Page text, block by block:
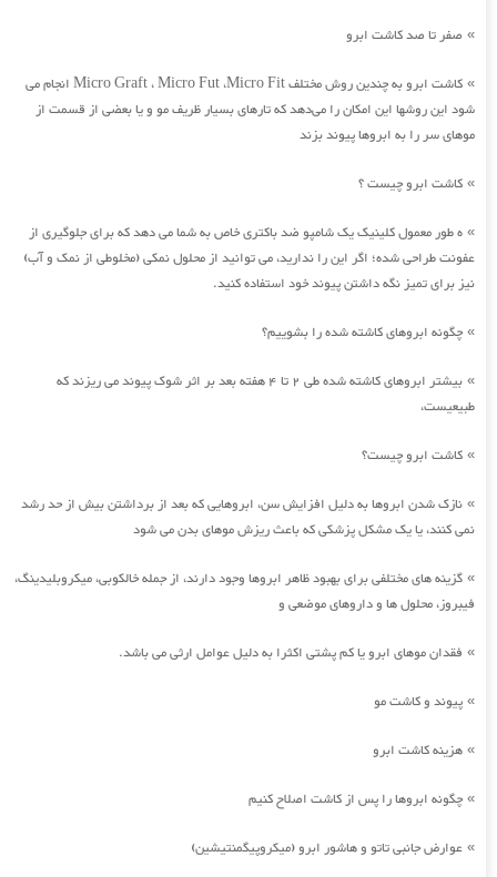
» صفر تا صد کاشت ابرو
»
کاشت ابرو به چندین روش مختلف Micro Graft ، Micro Fut ،Micro Fit انجام می
شود این روشها این امکان را می‌دهد که تارهای بسیار ظریف مو و یا بعضی از قسمت از
موهای سر را به ابروها پیوند بزند
» کاشت ابرو چیست ؟
» ه طور معمول کلینیک یک شامپو ضد باکتری خاص به شما می دهد که برای جلوگیری از
عفونت طراحی شده؛ اگر این را ندارید، می توانید از محلول نمکی (مخلوطی از نمک و آب)
نیز برای تمیز نگه داشتن پیوند خود استفاده کنید.
» چگونه ابروهای کاشته شده را بشوییم؟
»
بیشتر ابروهای کاشته شده طی 2 تا 4 هفته بعد بر اثر شوک پیوند می ریزند که
طبیعیست،
» کاشت ابرو چیست؟
» نازک شدن ابروها به دلیل افزایش سن، ابروهایی که بعد از برداشتن بیش از حد رشد
نمی کنند، یا یک مشکل پزشکی که باعث ریزش موهای بدن می شود
» گزینه های مختلفی برای بهبود ظاهر ابروها وجود دارند، از جمله خالکوبی، میکروبلیدینگ،
فیبروز، محلول ها و داروهای موضعی و
» فقدان موهای ابرو یا کم پشتی اکثرا به دلیل عوامل ارثی می باشد.
» پیوند و کاشت مو
» هزینه کاشت ابرو
» چگونه ابروها را پس از کاشت اصلاح کنیم
» عوارض جانبی تاتو و هاشور ابرو (میکروپیگمنتیشین)